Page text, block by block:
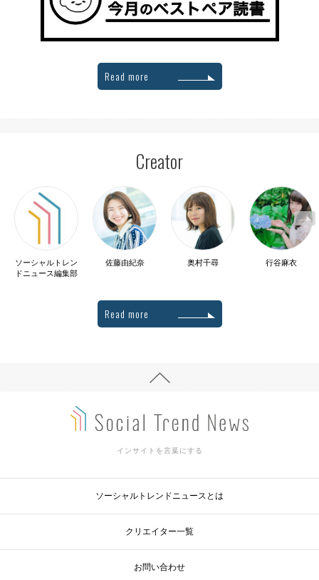
Read more
Creator
ソーシャルトレン
ドニュース編集部
佐藤由紀奈 奥村千尋 行谷麻衣
Read more
インサイトを言葉にする
ソーシャルトレンドニュースとは
クリエイター一覧
お問い合わせ